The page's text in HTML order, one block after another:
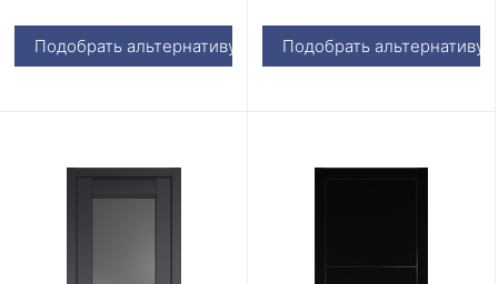
Подобрать альтернативу Подобрать альтернативу